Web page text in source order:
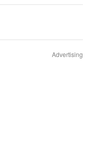
Advertising